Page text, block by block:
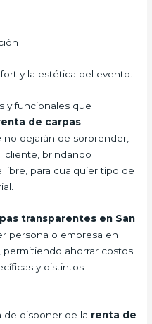
y la estética del evento.
y funcionales que
de carpas
no dejarán de sorprender,
cliente, brindando
para cualquier tipo de
transparentes en San
persona o empresa en
ahorrar costos
y distintos
de disponer de la renta de